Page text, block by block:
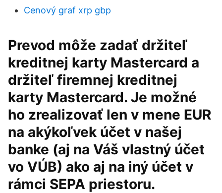
Cenový graf xrp gbp
Prevod môže zadať držiteľ
kreditnej karty Mastercard a
držiteľ firemnej kreditnej
karty Mastercard. Je možné
ho zrealizovať len v mene EUR
na akýkoľvek účet v našej
banke (aj na Váš vlastný účet
vo VÚB) ako aj na iný účet v
rámci SEPA priestoru.